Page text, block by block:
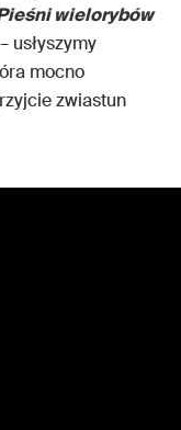
wielorybów
usłyszymy
mocno
zwiastun